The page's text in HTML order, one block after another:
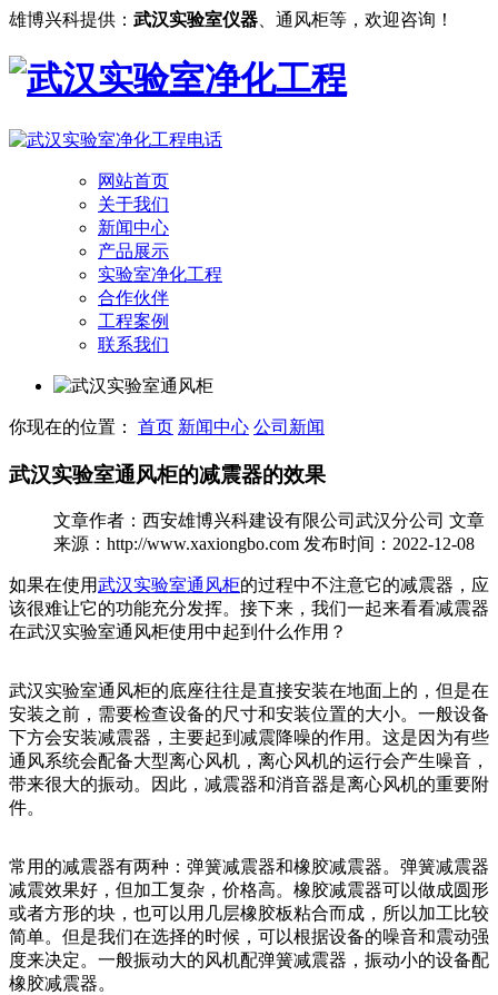
雄博兴科提供： 武汉实验室仪器 、通风柜等，欢迎咨询！
网站首页
关于我们
新闻中心
产品展示
实验室净化工程
合作伙伴
工程案例
联系我们
你现在的位置： 首页 新闻中心 公司新闻
武汉实验室通风柜的减震器的效果
文章作者：西安雄博兴科建设有限公司武汉分公司 文章
来源：http://www.xaxiongbo.com 发布时间：2022-12-08
如果在使用武汉实验室通风柜的过程中不注意它的减震器，应
该很难让它的功能充分发挥。接下来，我们一起来看看减震器
在武汉实验室通风柜使用中起到什么作用？
武汉实验室通风柜的底座往往是直接安装在地面上的，但是在
安装之前，需要检查设备的尺寸和安装位置的大小。一般设备
下方会安装减震器，主要起到减震降噪的作用。这是因为有些
通风系统会配备大型离心风机，离心风机的运行会产生噪音，
带来很大的振动。因此，减震器和消音器是离心风机的重要附
件。
常用的减震器有两种：弹簧减震器和橡胶减震器。弹簧减震器
减震效果好，但加工复杂，价格高。橡胶减震器可以做成圆形
或者方形的块，也可以用几层橡胶板粘合而成，所以加工比较
简单。但是我们在选择的时候，可以根据设备的噪音和震动强
度来决定。一般振动大的风机配弹簧减震器，振动小的设备配
橡胶减震器。